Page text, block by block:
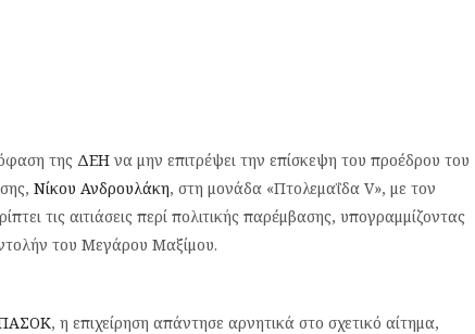
της ΔΕΗνα μην επιτρέψει την επίσκεψη του προέδρου του
Νίκου Ανδρουλάκη, στη μονάδα «Πτολεμαΐδα V», με τον
τις αιτιάσεις περί πολιτικής παρέμβασης, υπογραμμίζοντας
του Μεγάρου Μαξίμου.
, η επιχείρηση απάντησε αρνητικά στο σχετικό αίτημα,